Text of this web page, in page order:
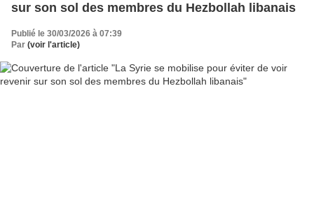
sur son sol des membres du Hezbollah libanais
Publié le 30/03/2026 à 07:39
Par (voir l'article)